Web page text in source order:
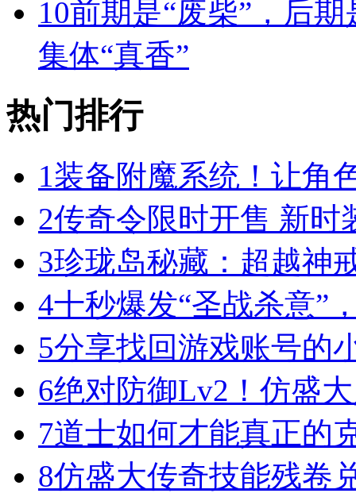
10前期是“废柴”，后
集体“真香”
热门排行
1装备附魔系统！让角
2传奇令限时开售 新时
3珍珑岛秘藏：超越神
4十秒爆发“圣战杀意”
5分享找回游戏账号的
6绝对防御Lv2！仿盛
7道士如何才能真正的
8仿盛大传奇技能残卷